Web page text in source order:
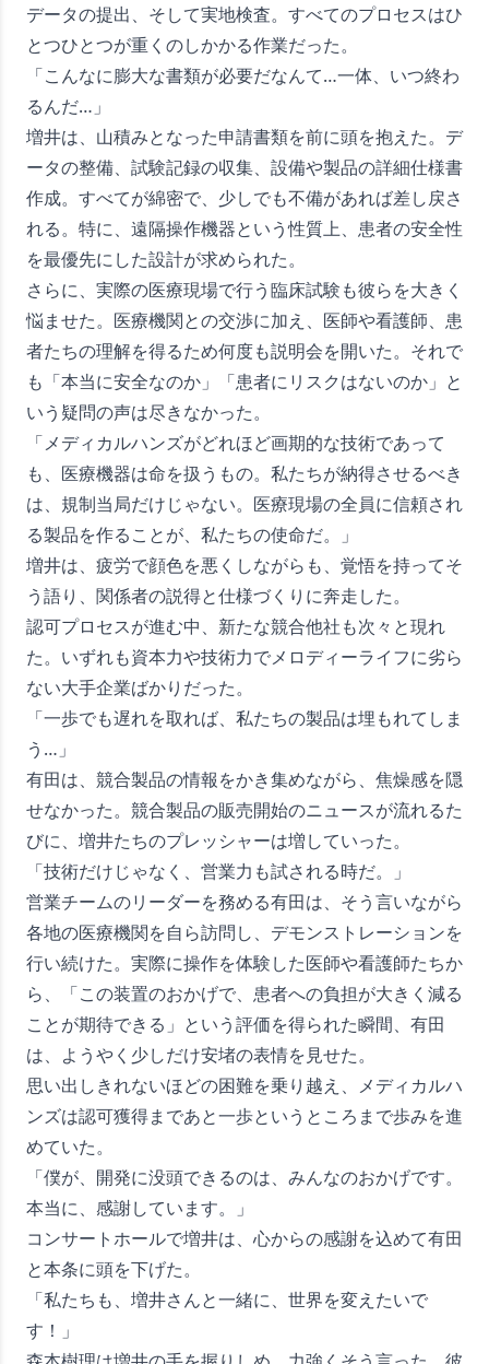
データの提出、そして実地検査。すべてのプロセスはひ
とつひとつが重くのしかかる作業だった。
「こんなに膨大な書類が必要だなんて…一体、いつ終わ
るんだ…」
増井は、山積みとなった申請書類を前に頭を抱えた。デ
ータの整備、試験記録の収集、設備や製品の詳細仕様書
作成。すべてが綿密で、少しでも不備があれば差し戻さ
れる。特に、遠隔操作機器という性質上、患者の安全性
を最優先にした設計が求められた。
さらに、実際の医療現場で行う臨床試験も彼らを大きく
悩ませた。医療機関との交渉に加え、医師や看護師、患
者たちの理解を得るため何度も説明会を開いた。それで
も「本当に安全なのか」「患者にリスクはないのか」と
いう疑問の声は尽きなかった。
「メディカルハンズがどれほど画期的な技術であって
も、医療機器は命を扱うもの。私たちが納得させるべき
は、規制当局だけじゃない。医療現場の全員に信頼され
る製品を作ることが、私たちの使命だ。」
増井は、疲労で顔色を悪くしながらも、覚悟を持ってそ
う語り、関係者の説得と仕様づくりに奔走した。
認可プロセスが進む中、新たな競合他社も次々と現れ
た。いずれも資本力や技術力でメロディーライフに劣ら
ない大手企業ばかりだった。
「一歩でも遅れを取れば、私たちの製品は埋もれてしま
う…」
有田は、競合製品の情報をかき集めながら、焦燥感を隠
せなかった。競合製品の販売開始のニュースが流れるた
びに、増井たちのプレッシャーは増していった。
「技術だけじゃなく、営業力も試される時だ。」
営業チームのリーダーを務める有田は、そう言いながら
各地の医療機関を自ら訪問し、デモンストレーションを
行い続けた。実際に操作を体験した医師や看護師たちか
ら、「この装置のおかげで、患者への負担が大きく減る
ことが期待できる」という評価を得られた瞬間、有田
は、ようやく少しだけ安堵の表情を見せた。
思い出しきれないほどの困難を乗り越え、メディカルハ
ンズは認可獲得まであと一歩というところまで歩みを進
めていた。
「僕が、開発に没頭できるのは、みんなのおかげです。
本当に、感謝しています。」
コンサートホールで増井は、心からの感謝を込めて有田
と本条に頭を下げた。
「私たちも、増井さんと一緒に、世界を変えたいで
す！」